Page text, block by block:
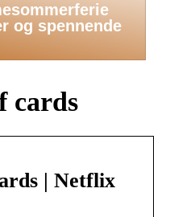
og spennende
cards
| Netflix